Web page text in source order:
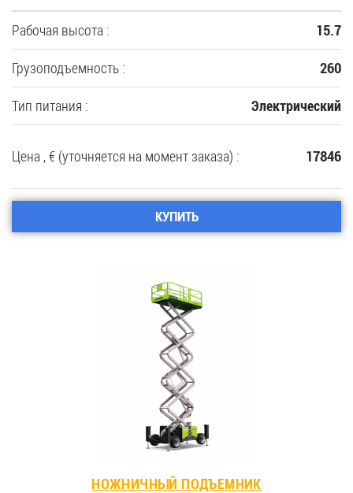
Рабочая высота : 15.7
Грузоподъемность : 260
Тип питания : Электрический
Цена , € (уточняется на момент заказа) : 17846
КУПИТЬ
НОЖНИЧНЫЙ ПОДЪЕМНИК